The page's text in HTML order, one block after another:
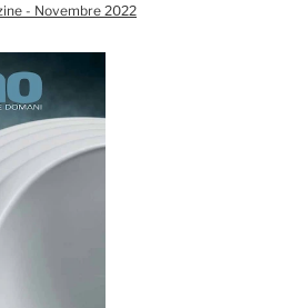
- Novembre 2022